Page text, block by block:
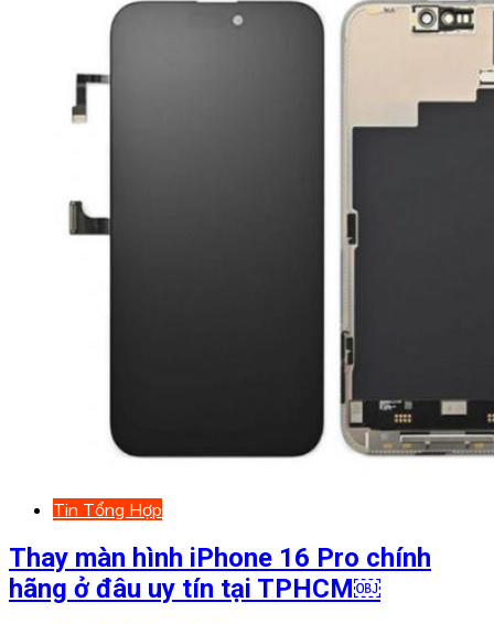
Tin Tổng Hợp
Thay màn hình iPhone 16 Pro chính
hãng ở đâu uy tín tại TPHCM￼